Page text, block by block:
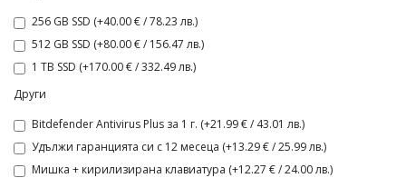
256 GB SSD (+40.00 € / 78.23 лв.)
512 GB SSD (+80.00 € / 156.47 лв.)
1 TB SSD (+170.00 € / 332.49 лв.)
Други
Bitdefender Antivirus Plus за 1 г. (+21.99 € / 43.01 лв.)
Удължи гаранцията си с 12 месеца (+13.29 € / 25.99 лв.)
Мишка + кирилизирана клавиатура (+12.27 € / 24.00 лв.)